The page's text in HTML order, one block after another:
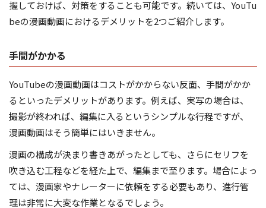
握しておけば、対策をすることも可能です。続いては、YouTu
beの漫画動画におけるデメリットを2つご紹介します。
手間がかかる
YouTubeの漫画動画はコストがかからない反面、手間がかか
るといったデメリットがあります。例えば、実写の場合は、
撮影が終われば、編集に入るというシンプルな行程ですが、
漫画動画はそう簡単にはいきません。
漫画の構成が決まり書きあがったとしても、さらにセリフを
吹き込む工程などを経た上で、編集まで至ります。場合によっ
ては、漫画家やナレーターに依頼をする必要もあり、進行管
理は非常に大変な作業となるでしょう。